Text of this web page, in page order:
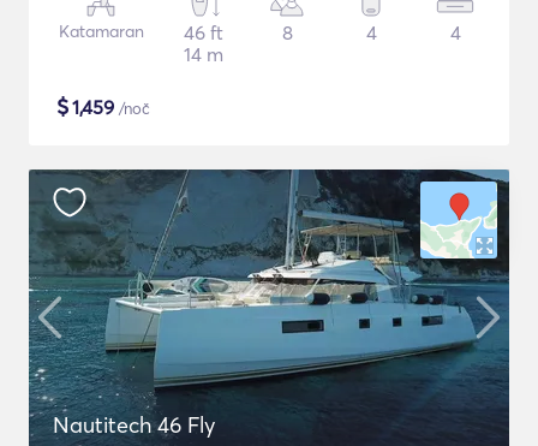
Katamaran
46 ft
14 m
8 4 4
$1,459 /noč
Nautitech 46 Fly